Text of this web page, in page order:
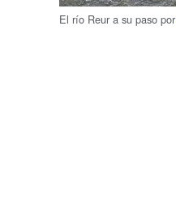
El río Reur a su paso por